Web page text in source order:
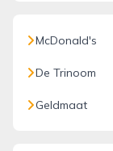
McDonald's
De Trinoom
Geldmaat